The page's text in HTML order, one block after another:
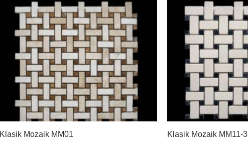
Klasik Mozaik MM01 Klasik Mozaik MM11-3